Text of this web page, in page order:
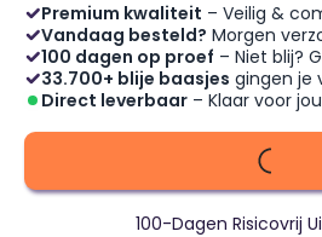
Premium kwaliteit – Veilig &
Vandaag besteld? Morgen
100 dagen op proef – Niet blij?
33.700+ blije baasjes gingen je
Direct leverbaar – Klaar voor
100-Dagen Risicovrij